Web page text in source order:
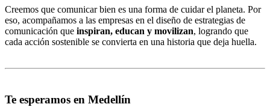
Creemos que comunicar bien es una forma de cuidar el planeta. Por
eso, acompañamos a las empresas en el diseño de estrategias de
comunicación que inspiran, educan y movilizan, logrando que
cada acción sostenible se convierta en una historia que deja huella.
Te esperamos en Medellín